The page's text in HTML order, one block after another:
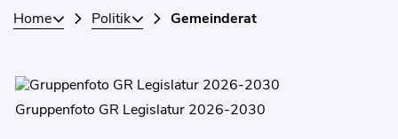
Home Politik Gemeinderat
Gruppenfoto GR Legislatur 2026-2030